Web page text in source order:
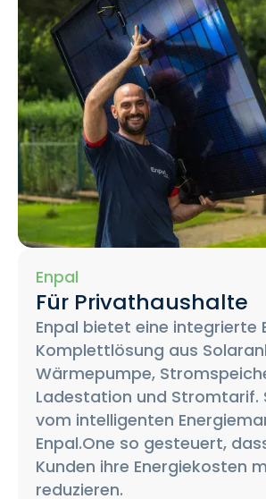
Enpal
Für Privathaushalte
Enpal bietet eine integrierte
Komplettlösung aus
Wärmepumpe,
Ladestation und Stromtarif.
vom intelligenten
Enpal.One so gesteuert,
Kunden ihre Energiekosten
reduzieren.